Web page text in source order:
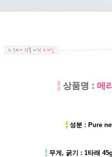
- 상품명 : 메
-성분 : Pure
-무게, 굵기 : 1타래